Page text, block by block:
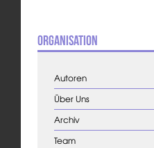
Organisation
Autoren
Über Uns
Archiv
Team